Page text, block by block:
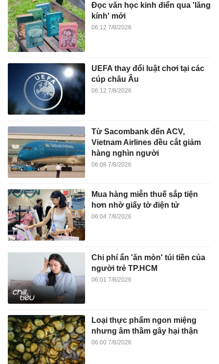
Đọc văn học kinh điển qua 'lăng
kính' mới
06:12 7/8/2026
UEFA thay đổi luật chơi tại các
cúp châu Âu
06:12 7/8/2026
Từ Sacombank đến ACV,
Vietnam Airlines đều cắt giảm
hàng nghìn người
06:08 7/8/2026
Mua hàng miễn thuế sắp tiện
hơn nhờ giấy tờ điện tử
06:04 7/8/2026
Chi phí ẩn 'ăn mòn' túi tiền của
người trẻ TP.HCM
06:01 7/8/2026
Loại thực phẩm ngon miệng
nhưng âm thầm gây hại thận
06:00 7/8/2026